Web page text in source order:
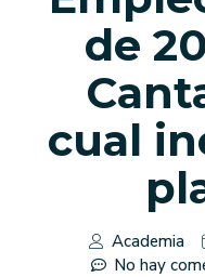
de
cual
Academia
No hay